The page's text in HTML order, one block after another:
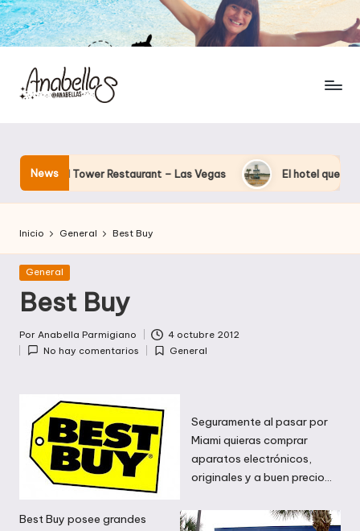
News
Tower Restaurant – Las Vegas El hotel que Disney uso
Inicio General Best Buy
Publicada
General
Best Buy
Publicado
por
Por Anabella Parmigiano
4 octubre 2012
No hay comentarios
Publicada
General
Seguramente al pasar por
Miami quieras comprar
aparatos electrónicos,
originales y a buen precio…
Best Buy posee grandes